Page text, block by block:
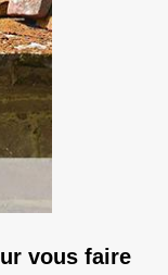
vous faire